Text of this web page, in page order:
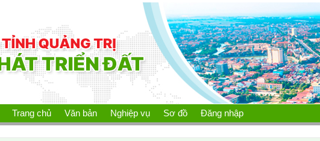
Trang chủ Văn bản Nghiệp vụ Sơ đồ Đăng nhập